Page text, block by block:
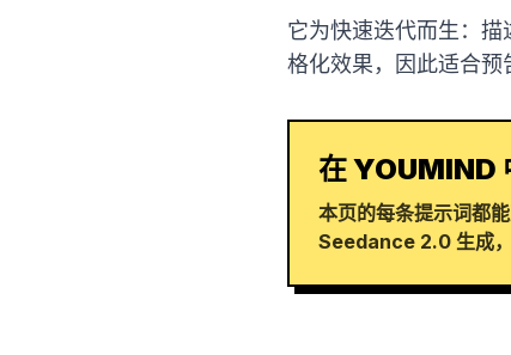
它为快速迭代而生：
格化效果，因此适合预
在 YOUMIND
本页的每条提示词都
Seedance 2.0 生成，